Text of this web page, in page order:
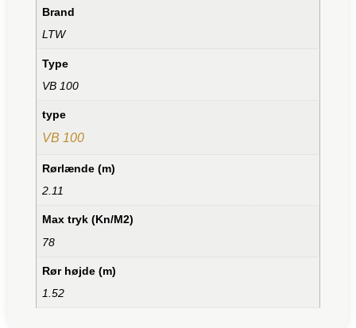
Brand
LTW
Type
VB 100
type
VB 100
Rørlænde (m)
2.11
Max tryk (Kn/M2)
78
Rør højde (m)
1.52